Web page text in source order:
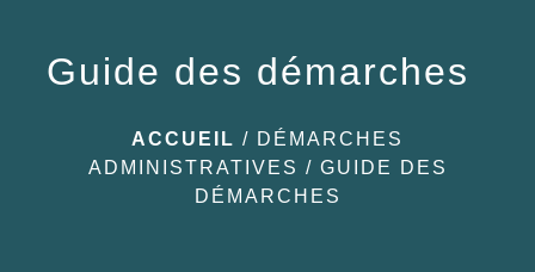
Guide des démarches
ACCUEIL / DÉMARCHES
ADMINISTRATIVES / GUIDE DES
DÉMARCHES